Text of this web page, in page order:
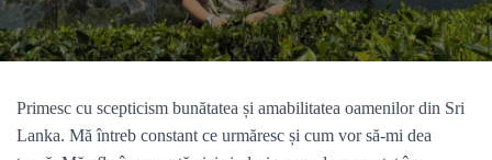
Primesc cu scepticism bunătatea și amabilitatea oamenilor din Sri
Lanka. Mă întreb constant ce urmăresc și cum vor să-mi dea